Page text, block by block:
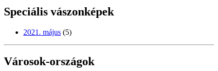
Speciális vászonképek
2021. május (5)
Városok-országok